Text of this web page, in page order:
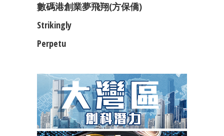
數碼港創業夢飛翔(方保僑)
Strikingly
Perpetu